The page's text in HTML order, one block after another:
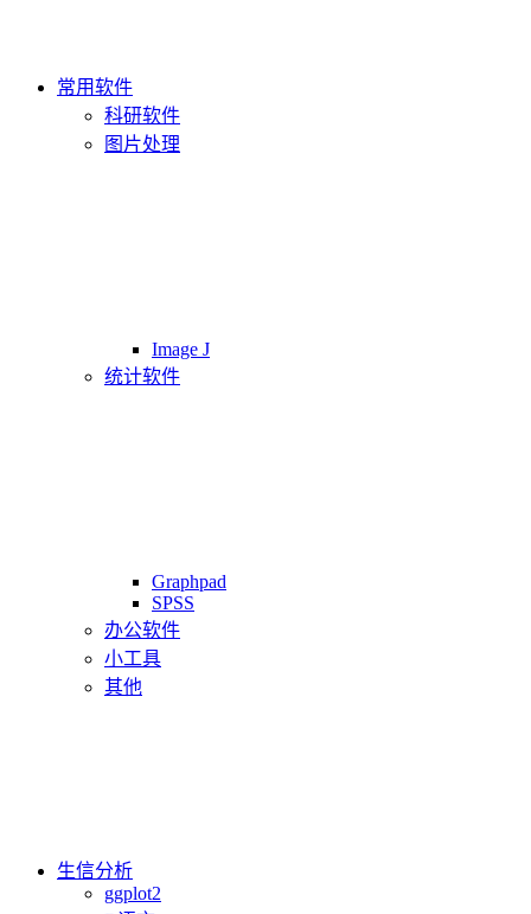
常用软件
科研软件
图片处理
Image J
统计软件
Graphpad
SPSS
办公软件
小工具
其他
生信分析
ggplot2